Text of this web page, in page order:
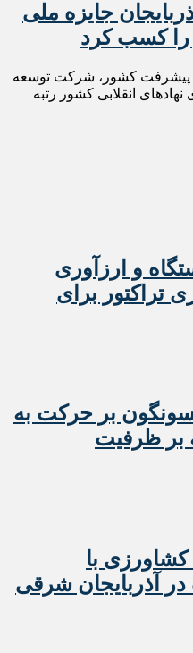
جایزه ملی
را کسب کرد
و پیشرفت کشور، شرکت توسعه
انقلابی کشور رتبه
هزار دستگاه و ارزآوری
دلاری تراکتور برای
بر حرکت به
بر ظرفیت
از ۴۷ طرح کشاورزی با
آذربایجان شرقی